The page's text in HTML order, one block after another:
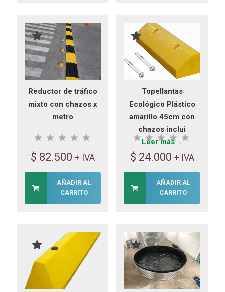
Reductor de tráfico
mixto con chazos x
metro
$ 82.500 + IVA
AÑADIR AL
CARRITO
Topellantas
Ecológico Plástico
amarillo 45cm con
chazos inclui
Leer más→
$ 24.000 + IVA
AÑADIR AL
CARRITO